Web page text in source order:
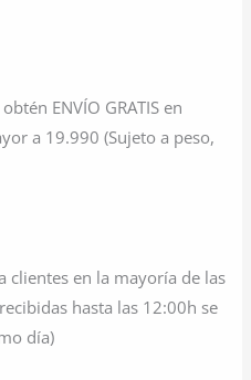
ENVÍO GRATIS en
a 19.990 (Sujeto a peso,
clientes en la mayoría de las
hasta las 12:00h se
día)